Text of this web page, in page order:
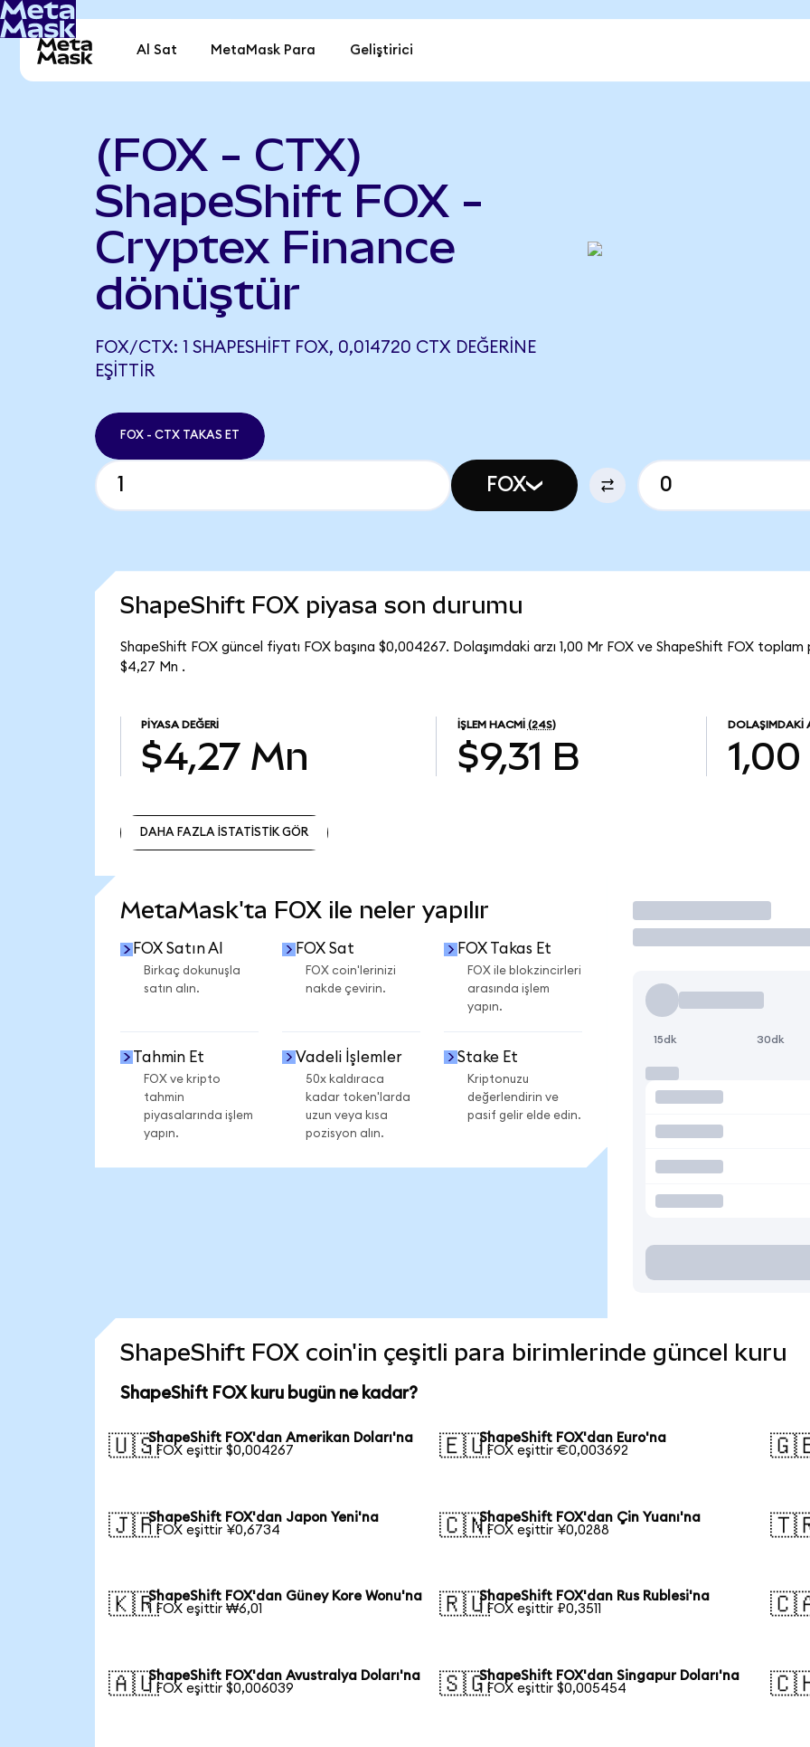
Al Sat MetaMask Para Geliştirici
(FOX - CTX)
ShapeShift FOX -
Cryptex Finance
dönüştür
FOX/CTX: 1 SHAPESHIFT FOX, 0,014720 CTX DEĞERINE
EŞITTIR
FOX - CTX TAKAS ET
FOX
ShapeShift FOX piyasa son durumu
ShapeShift FOX güncel fiyatı FOX başına $0,004267. Dolaşımdaki arzı 1,00 Mr FOX ve ShapeShift FOX
$4,27 Mn .
PIYASA DEĞERI
$4,27 Mn
İŞLEM HACMI (24S)
$9,31 B
DOLAŞIMDAKI
DAHA FAZLA İSTATİSTİK GÖR
MetaMask'ta FOX ile neler yapılır
FOX Satın Al
Birkaç dokunuşla
satın alın.
FOX Sat
FOX coin'lerinizi
nakde çevirin.
FOX Takas Et
FOX ile blokzincirleri
arasında işlem
yapın.
Tahmin Et
FOX ve kripto
tahmin
piyasalarında işlem
yapın.
Vadeli İşlemler
50x kaldıraca
kadar token'larda
uzun veya kısa
pozisyon alın.
Stake Et
Kriptonuzu
değerlendirin ve
pasif gelir elde edin.
İşlem Yap
15dk 30dk
ShapeShift FOX coin'in çeşitli para birimlerinde güncel kuru
ShapeShift FOX kuru bugün ne kadar?
🇺🇸ShapeShift FOX'dan Amerikan Doları'na
1 FOX eşittir $0,004267
🇪🇺ShapeShift FOX'dan Euro'na
1 FOX eşittir €0,003692
🇯🇵ShapeShift FOX'dan Japon Yeni'na
1 FOX eşittir ¥0,6734
🇨🇳ShapeShift FOX'dan Çin Yuanı'na
1 FOX eşittir ¥0,0288
🇰🇷ShapeShift FOX'dan Güney Kore Wonu'na
1 FOX eşittir ₩6,01
🇷🇺ShapeShift FOX'dan Rus Rublesi'na
1 FOX eşittir ₽0,3511
🇦🇺ShapeShift FOX'dan Avustralya Doları'na
1 FOX eşittir $0,006039
🇸🇬ShapeShift FOX'dan Singapur Doları'na
1 FOX eşittir $0,005454